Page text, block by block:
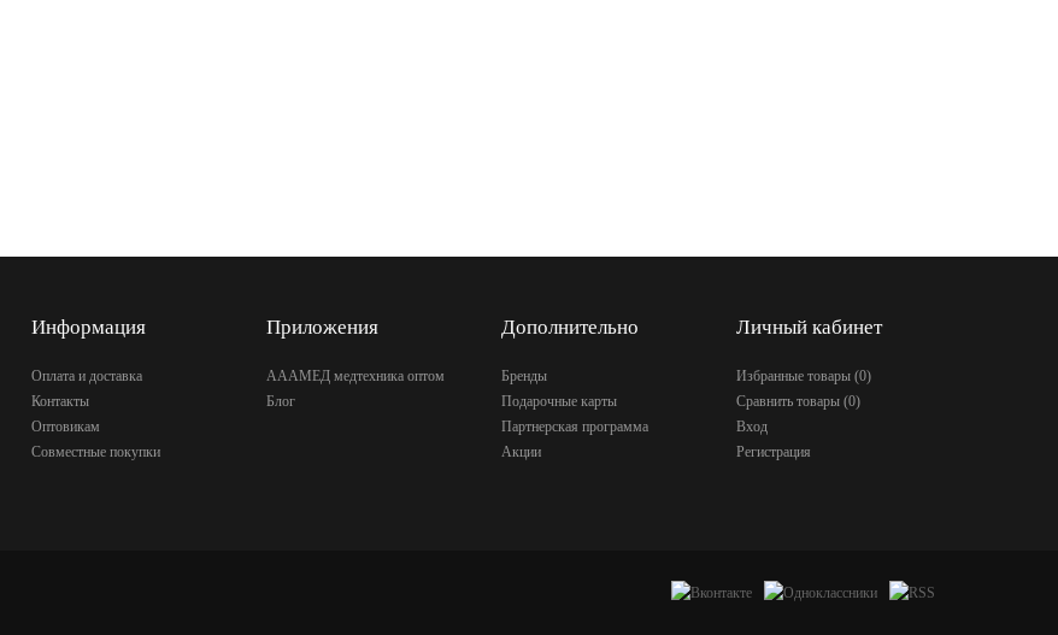
Информация
Оплата и доставка
Контакты
Оптовикам
Совместные покупки
Приложения
АААМЕД медтехника оптом
Блог
Дополнительно
Бренды
Подарочные карты
Партнерская программа
Акции
Личный кабинет
Избранные товары (0)
Сравнить товары (0)
Вход
Регистрация